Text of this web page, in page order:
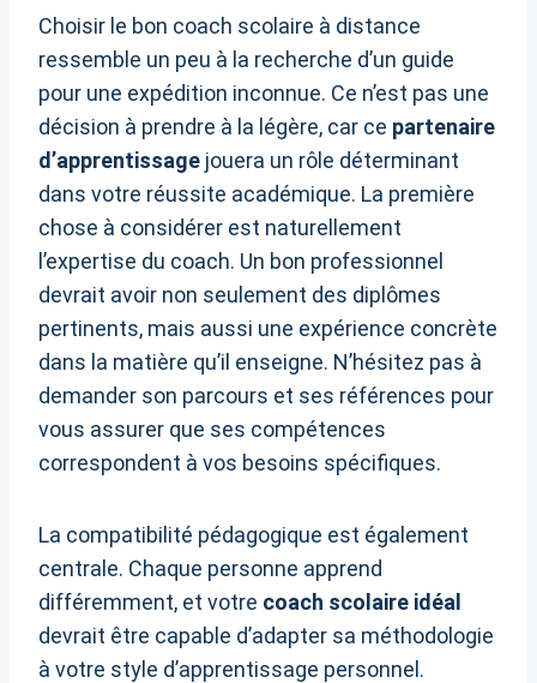
Choisir le bon coach scolaire à distance
ressemble un peu à la recherche d’un guide
pour une expédition inconnue. Ce n’est pas une
décision à prendre à la légère, car ce partenaire
d’apprentissage jouera un rôle déterminant
dans votre réussite académique. La première
chose à considérer est naturellement
l’expertise du coach. Un bon professionnel
devrait avoir non seulement des diplômes
pertinents, mais aussi une expérience concrète
dans la matière qu’il enseigne. N’hésitez pas à
demander son parcours et ses références pour
vous assurer que ses compétences
correspondent à vos besoins spécifiques.
La compatibilité pédagogique est également
centrale. Chaque personne apprend
différemment, et votre coach scolaire idéal
devrait être capable d’adapter sa méthodologie
à votre style d’apprentissage personnel.